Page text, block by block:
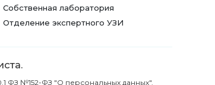
Собственная лаборатория
Отделение экспертного УЗИ
ФЗ №152-ФЗ "О персональных данных".